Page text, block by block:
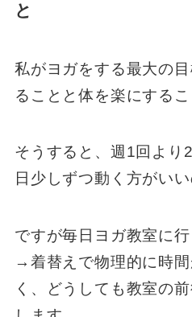
と
私がヨガをする最大の
ることと体を楽にするこ
そうすると、週1回より
日少しずつ動く方がいい
ですが毎日ヨガ教室に
→着替えで物理的に時
く、どうしても教室の